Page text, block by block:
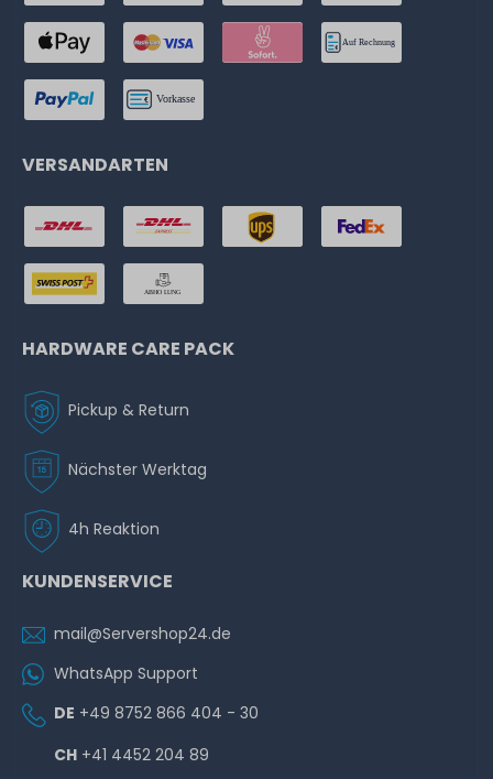
VERSANDARTEN
HARDWARE CARE PACK
Pickup & Return
Nächster Werktag
4h Reaktion
KUNDENSERVICE
mail@Servershop24.de
WhatsApp Support
DE +49 8752 866 404 - 30
CH +41 4452 204 89